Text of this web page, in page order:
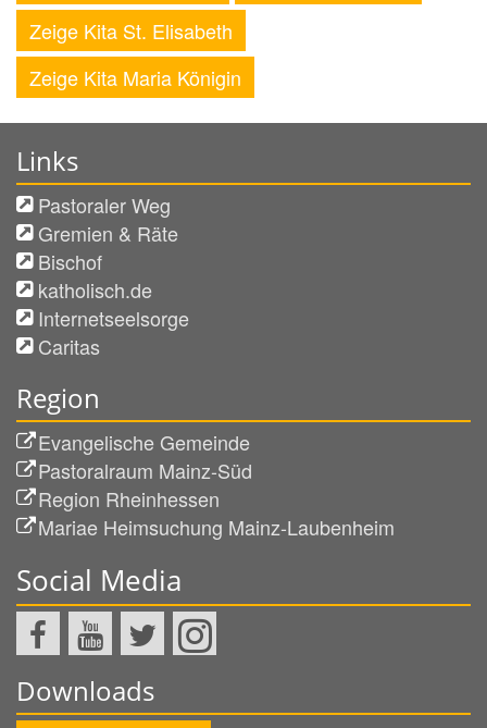
Zeige Kita St. Elisabeth
Zeige Kita Maria Königin
Links
Pastoraler Weg
Gremien & Räte
Bischof
katholisch.de
Internetseelsorge
Caritas
Region
Evangelische Gemeinde
Pastoralraum Mainz-Süd
Region Rheinhessen
Mariae Heimsuchung Mainz-Laubenheim
Social Media
Downloads